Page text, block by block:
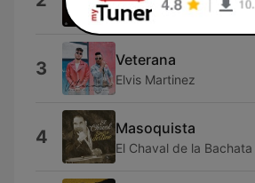
El Chaval de la Bachata
3 Veterana
Elvis Martinez
4 Masoquista
El Chaval de la Bachata